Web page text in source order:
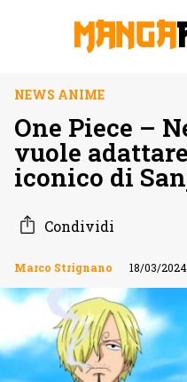
NEWS ANIME
One Piece –
vuole
iconico di
Condividi
Marco Strignano 18/03/2024